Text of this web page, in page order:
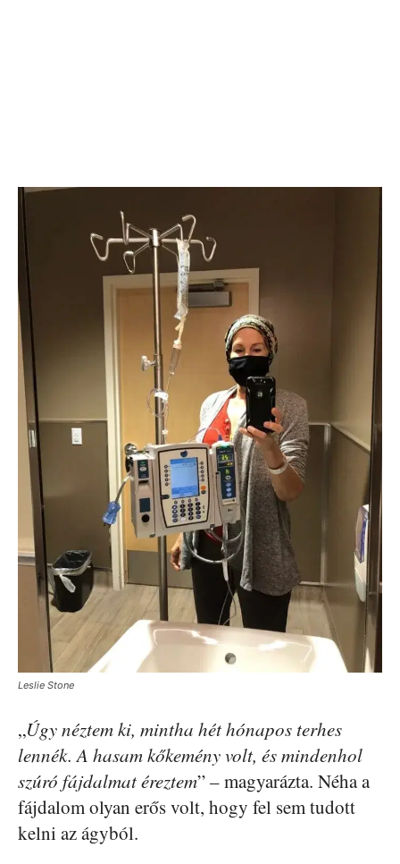
Leslie Stone
„Úgy néztem ki, mintha hét hónapos terhes
lennék. A hasam kőkemény volt, és mindenhol
szúró fájdalmat éreztem” – magyarázta. Néha a
fájdalom olyan erős volt, hogy fel sem tudott
kelni az ágyból.